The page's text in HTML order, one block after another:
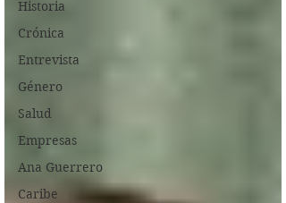
Historia
Crónica
Entrevista
Género
Salud
Empresas
Ana Guerrero
Caribe